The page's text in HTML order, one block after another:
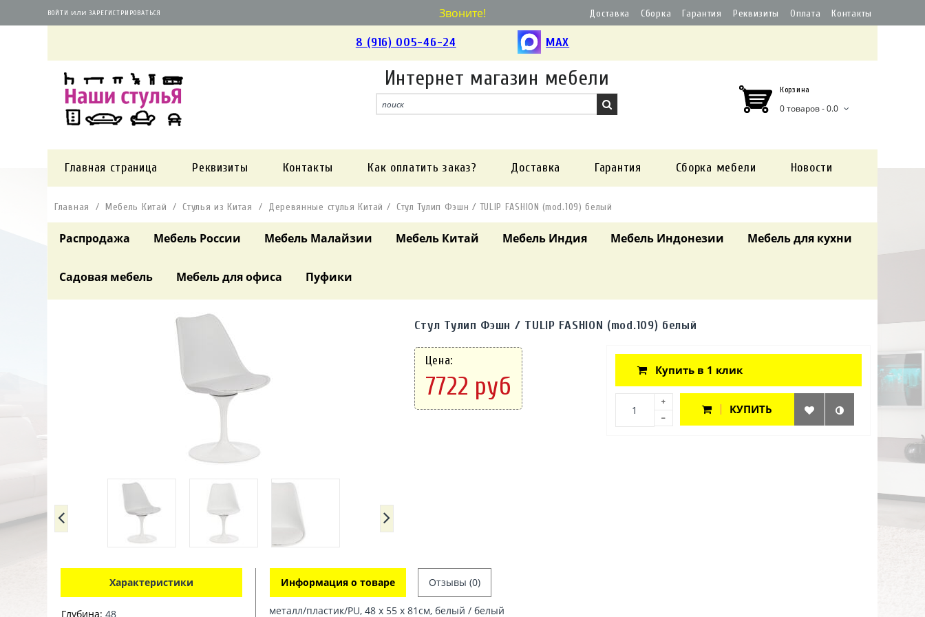
Звоните!
ВОЙТИ или ЗАРЕГИСТРИРОВАТЬСЯ Доставка Сборка Гарантия Реквизиты Оплата Контакты
8 (916) 005-46-24 MAX
Интернет магазин мебели Корзина
0 товаров - 0.0
Главная страница Реквизиты Контакты Как оплатить заказ? Доставка Гарантия Сборка мебели Новости
Главная Мебель Китай Стулья из Китая Деревянные стулья Китай Стул Тулип Фэшн / TULIP FASHION (mod.109) белый
Распродажа Мебель России Мебель Малайзии Мебель Китай Мебель Индия Мебель Индонезии Мебель для кухни
Садовая мебель Мебель для офиса Пуфики
Стул Тулип Фэшн / TULIP FASHION (mod.109) белый
Цена:
7722 руб
Купить в 1 клик
КУПИТЬ
Характеристики
Глубина: 48
Информация о товаре Отзывы (0)
металл/пластик/PU, 48 x 55 x 81см, белый / белый